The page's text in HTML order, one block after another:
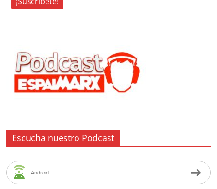
Escucha nuestro Podcast
Android